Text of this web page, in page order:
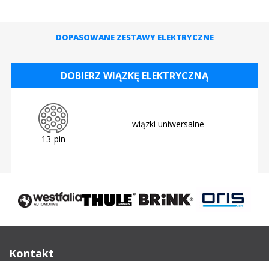
DOPASOWANE ZESTAWY ELEKTRYCZNE
DOBIERZ WIĄZKĘ ELEKTRYCZNĄ
13-pin
wiązki uniwersalne
Kontakt